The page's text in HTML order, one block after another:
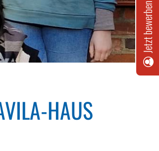
HAUS
Jetzt bewerben